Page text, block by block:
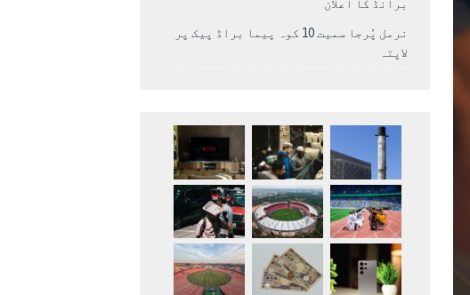
برانڈ کا اعلان
نرمل پُرجا سمیت 10 کوہ پیما براڈ پیک پر
لاپتہ